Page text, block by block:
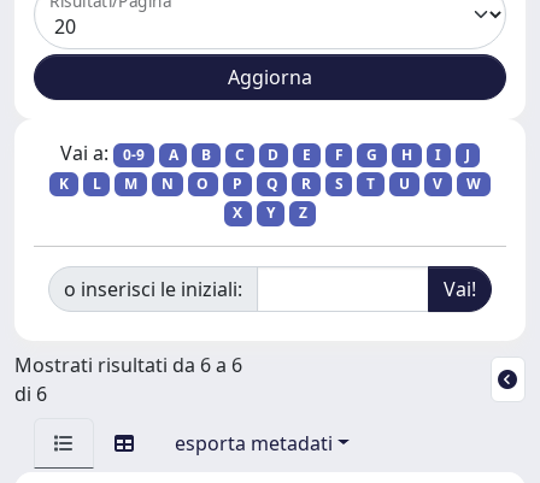
Vai a: 0-9 A B C D E F G H I
J
K
L M N O P Q R S T U V
W
X
Y Z
o inserisci le iniziali:
Mostrati risultati da 6 a 6
di 6
esporta metadati